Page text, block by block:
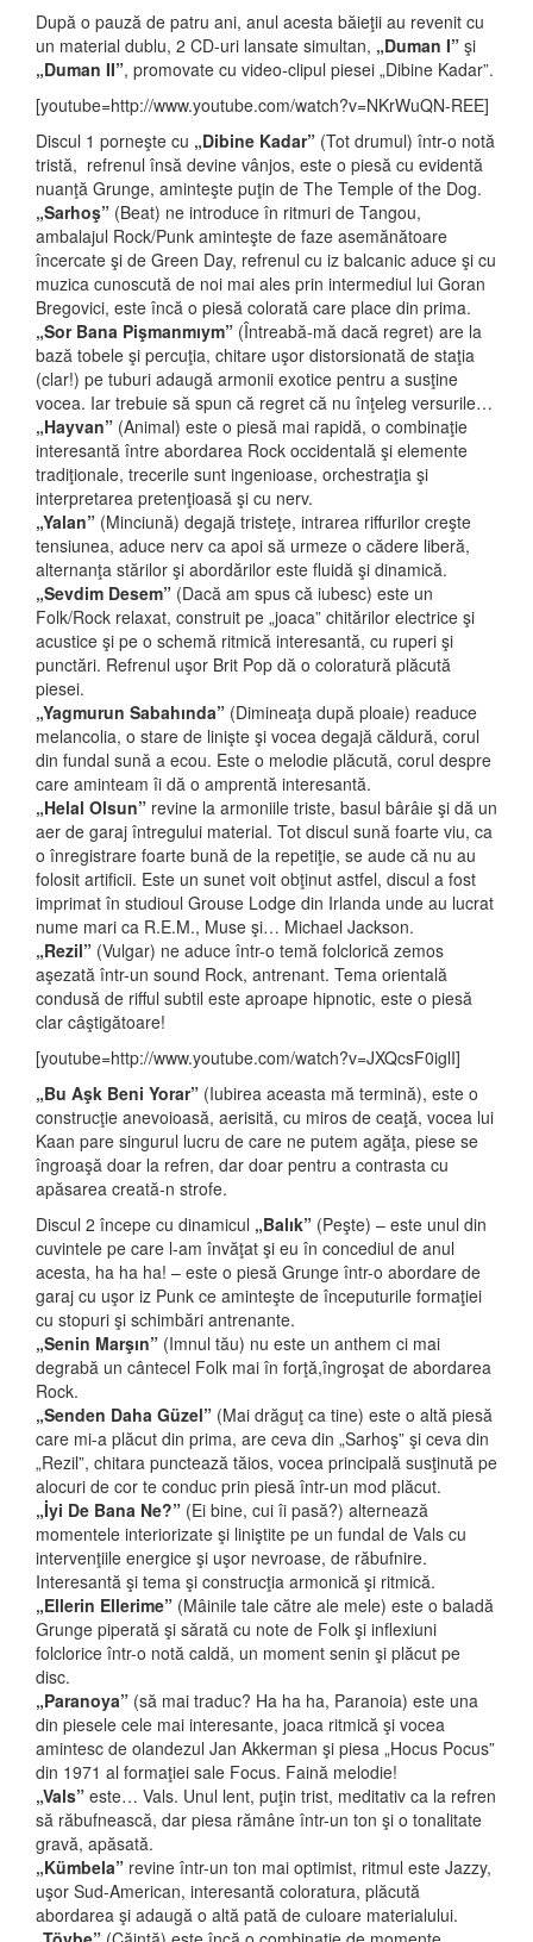
După o pauză de patru ani, anul acesta băieţii au revenit cu
un material dublu, 2 CD-uri lansate simultan, „Duman I” şi
„Duman II”, promovate cu video-clipul piesei „Dibine Kadar”.
[youtube=http://www.youtube.com/watch?v=NKrWuQN-REE]
Discul 1 porneşte cu „Dibine Kadar” (Tot drumul) într-o notă
tristă, refrenul însă devine vânjos, este o piesă cu evidentă
nuanţă Grunge, aminteşte puţin de The Temple of the Dog.
„Sarhoş” (Beat) ne introduce în ritmuri de Tangou,
ambalajul Rock/Punk aminteşte de faze asemănătoare
încercate şi de Green Day, refrenul cu iz balcanic aduce şi cu
muzica cunoscută de noi mai ales prin intermediul lui Goran
Bregovici, este încă o piesă colorată care place din prima.
„Sor Bana Pişmanmıym” (Întreabă-mă dacă regret) are la
bază tobele şi percuţia, chitare uşor distorsionată de staţia
(clar!) pe tuburi adaugă armonii exotice pentru a susţine
vocea. Iar trebuie să spun că regret că nu înţeleg versurile…
„Hayvan” (Animal) este o piesă mai rapidă, o combinaţie
interesantă între abordarea Rock occidentală şi elemente
tradiţionale, trecerile sunt ingenioase, orchestraţia şi
interpretarea pretenţioasă şi cu nerv.
„Yalan” (Minciună) degajă tristeţe, intrarea riffurilor creşte
tensiunea, aduce nerv ca apoi să urmeze o cădere liberă,
alternanţa stărilor şi abordărilor este fluidă şi dinamică.
„Sevdim Desem” (Dacă am spus că iubesc) este un
Folk/Rock relaxat, construit pe „joaca” chitărilor electrice şi
acustice şi pe o schemă ritmică interesantă, cu ruperi şi
punctări. Refrenul uşor Brit Pop dă o coloratură plăcută
piesei.
„Yagmurun Sabahında” (Dimineaţa după ploaie) readuce
melancolia, o stare de linişte şi vocea degajă căldură, corul
din fundal sună a ecou. Este o melodie plăcută, corul despre
care aminteam îi dă o amprentă interesantă.
„Helal Olsun” revine la armoniile triste, basul bârâie şi dă un
aer de garaj întregului material. Tot discul sună foarte viu, ca
o înregistrare foarte bună de la repetiţie, se aude că nu au
folosit artificii. Este un sunet voit obţinut astfel, discul a fost
imprimat în studioul Grouse Lodge din Irlanda unde au lucrat
nume mari ca R.E.M., Muse şi… Michael Jackson.
„Rezil” (Vulgar) ne aduce într-o temă folclorică zemos
aşezată într-un sound Rock, antrenant. Tema orientală
condusă de rifful subtil este aproape hipnotic, este o piesă
clar câştigătoare!
[youtube=http://www.youtube.com/watch?v=JXQcsF0iglI]
„Bu Aşk Beni Yorar” (Iubirea aceasta mă termină), este o
construcţie anevoioasă, aerisită, cu miros de ceaţă, vocea lui
Kaan pare singurul lucru de care ne putem agăţa, piese se
îngroaşă doar la refren, dar doar pentru a contrasta cu
apăsarea creată-n strofe.
Discul 2 începe cu dinamicul „Balık” (Peşte) – este unul din
cuvintele pe care l-am învăţat şi eu în concediul de anul
acesta, ha ha ha! – este o piesă Grunge într-o abordare de
garaj cu uşor iz Punk ce aminteşte de începuturile formaţiei
cu stopuri şi schimbări antrenante.
„Senin Marşın” (Imnul tău) nu este un anthem ci mai
degrabă un cântecel Folk mai în forţă,îngroşat de abordarea
Rock.
„Senden Daha Güzel” (Mai drăguţ ca tine) este o altă piesă
care mi-a plăcut din prima, are ceva din „Sarhoş” şi ceva din
„Rezil”, chitara punctează tăios, vocea principală susţinută pe
alocuri de cor te conduc prin piesă într-un mod plăcut.
„İyi De Bana Ne?” (Ei bine, cui îi pasă?) alternează
momentele interiorizate şi liniştite pe un fundal de Vals cu
intervenţiile energice şi uşor nevroase, de răbufnire.
Interesantă şi tema şi construcţia armonică şi ritmică.
„Ellerin Ellerime” (Mâinile tale către ale mele) este o baladă
Grunge piperată şi sărată cu note de Folk şi inflexiuni
folclorice într-o notă caldă, un moment senin şi plăcut pe
disc.
„Paranoya” (să mai traduc? Ha ha ha, Paranoia) este una
din piesele cele mai interesante, joaca ritmică şi vocea
amintesc de olandezul Jan Akkerman şi piesa „Hocus Pocus”
din 1971 al formaţiei sale Focus. Faină melodie!
„Vals” este… Vals. Unul lent, puţin trist, meditativ ca la refren
să răbufnească, dar piesa rămâne într-un ton şi o tonalitate
gravă, apăsată.
„Kümbela” revine într-un ton mai optimist, ritmul este Jazzy,
uşor Sud-American, interesantă coloratura, plăcută
abordarea şi adaugă o altă pată de culoare materialului.